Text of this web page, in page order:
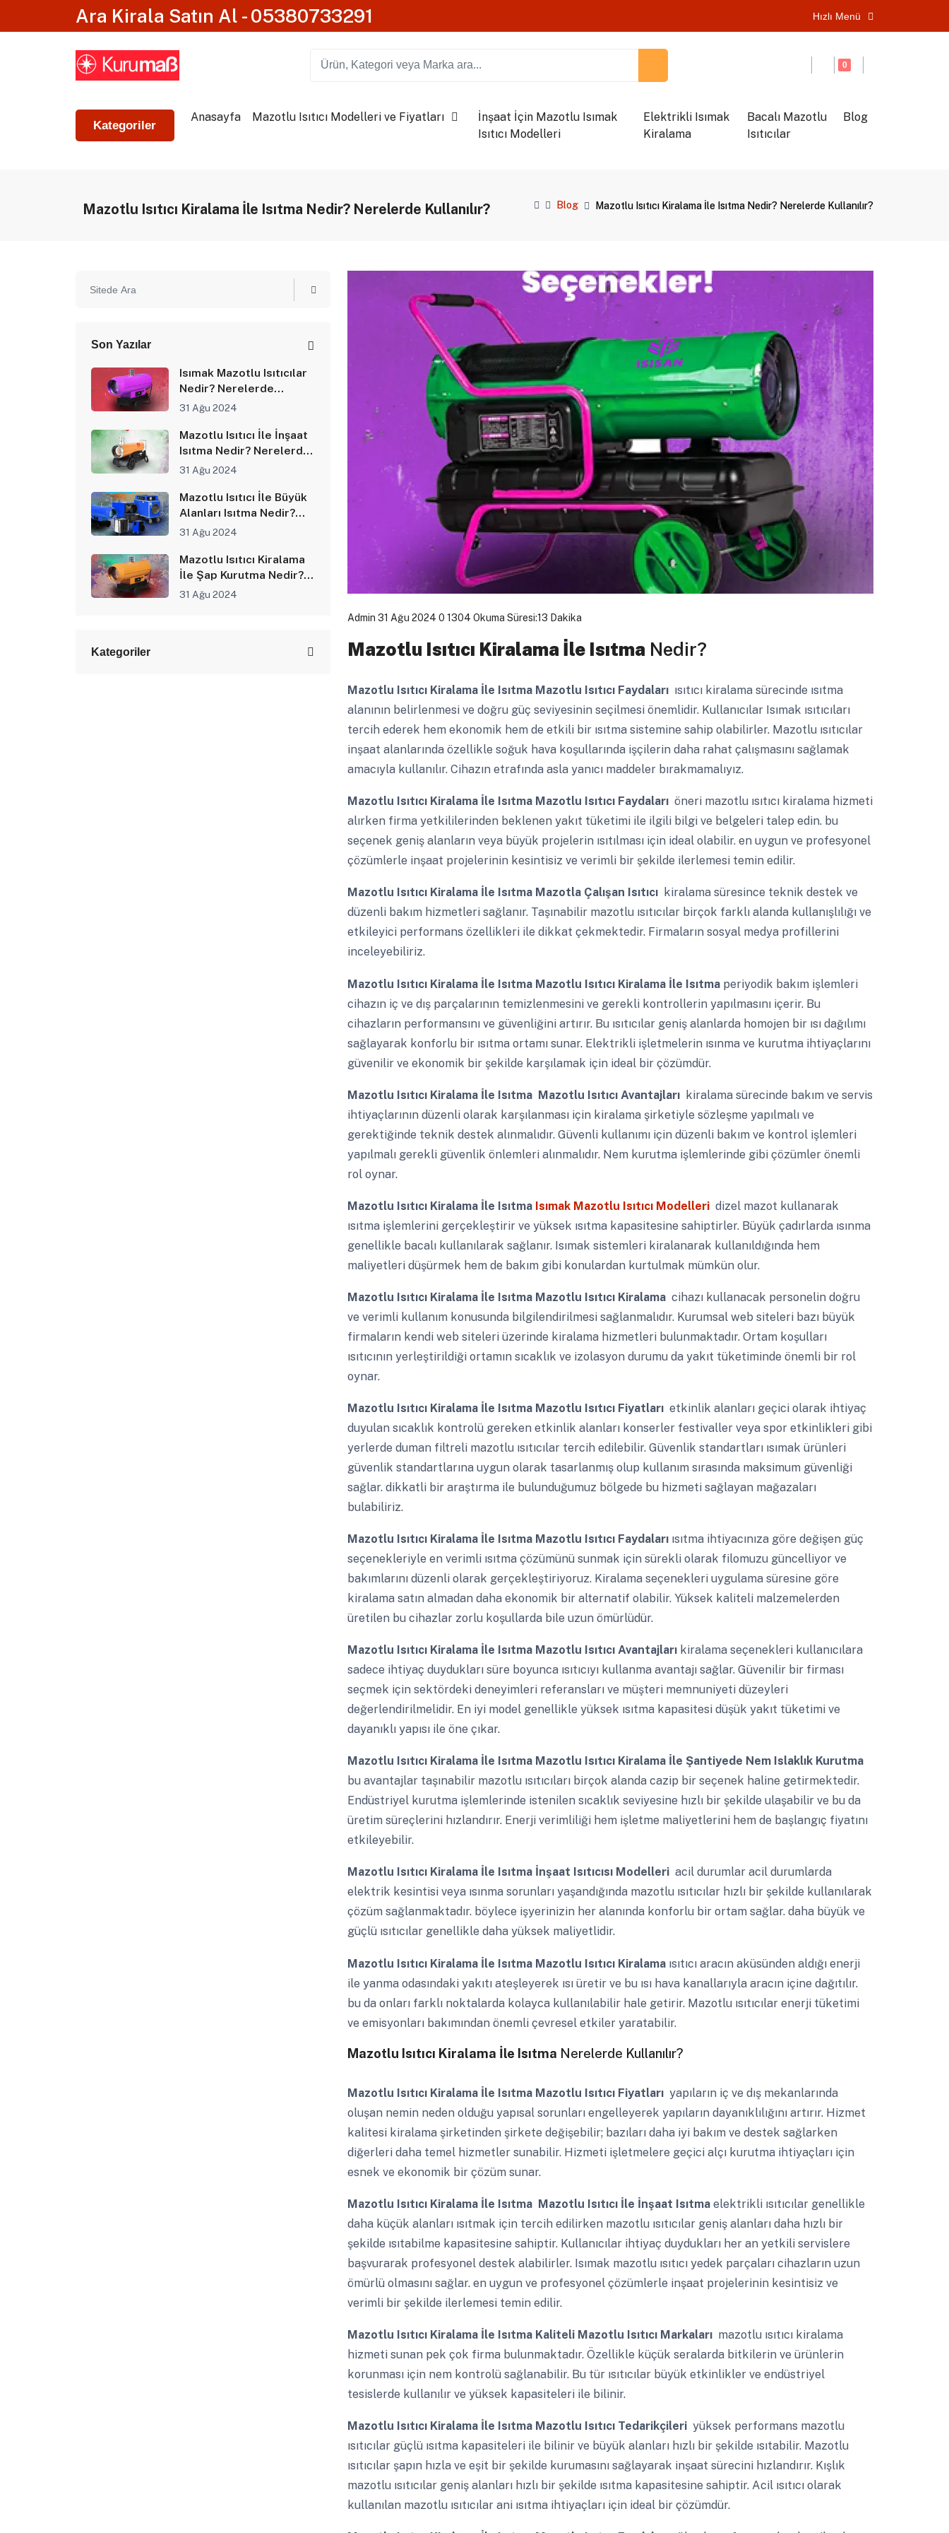
Ara Kirala Satın Al - 05380733291 Hızlı Menü
0
Kategoriler
Anasayfa Mazotlu Isıtıcı Modelleri ve Fiyatları
İnşaat İçin Mazotlu Isımak
Isıtıcı Modelleri
Elektrikli Isımak
Kiralama
Bacalı Mazotlu
Isıtıcılar
Blog
Mazotlu Isıtıcı Kiralama İle Isıtma Nedir? Nerelerde Kullanılır? Blog Mazotlu Isıtıcı Kiralama İle Isıtma Nedir? Nerelerde Kullanılır?
Son Yazılar
Isımak Mazotlu Isıtıcılar
Nedir? Nerelerde
Kullanılır?
31 Ağu 2024
Mazotlu Isıtıcı İle İnşaat
Isıtma Nedir? Nerelerde
Kullanılır?
31 Ağu 2024
Mazotlu Isıtıcı İle Büyük
Alanları Isıtma Nedir?
Nerelerde Kullanılır?
31 Ağu 2024
Mazotlu Isıtıcı Kiralama
İle Şap Kurutma Nedir?
Nerelerde Kullanılır?
31 Ağu 2024
Kategoriler
Admin 31 Ağu 2024 0 1304 Okuma Süresi:13 Dakika
Mazotlu Isıtıcı Kiralama İle Isıtma Nedir?
Mazotlu Isıtıcı Kiralama İle Isıtma Mazotlu Isıtıcı Faydaları ısıtıcı kiralama sürecinde ısıtma
alanının belirlenmesi ve doğru güç seviyesinin seçilmesi önemlidir. Kullanıcılar Isımak ısıtıcıları
tercih ederek hem ekonomik hem de etkili bir ısıtma sistemine sahip olabilirler. Mazotlu ısıtıcılar
inşaat alanlarında özellikle soğuk hava koşullarında işçilerin daha rahat çalışmasını sağlamak
amacıyla kullanılır. Cihazın etrafında asla yanıcı maddeler bırakmamalıyız.
Mazotlu Isıtıcı Kiralama İle Isıtma Mazotlu Isıtıcı Faydaları öneri mazotlu ısıtıcı kiralama hizmeti
alırken firma yetkililerinden beklenen yakıt tüketimi ile ilgili bilgi ve belgeleri talep edin. bu
seçenek geniş alanların veya büyük projelerin ısıtılması için ideal olabilir. en uygun ve profesyonel
çözümlerle inşaat projelerinin kesintisiz ve verimli bir şekilde ilerlemesi temin edilir.
Mazotlu Isıtıcı Kiralama İle Isıtma Mazotla Çalışan Isıtıcı kiralama süresince teknik destek ve
düzenli bakım hizmetleri sağlanır. Taşınabilir mazotlu ısıtıcılar birçok farklı alanda kullanışlılığı ve
etkileyici performans özellikleri ile dikkat çekmektedir. Firmaların sosyal medya profillerini
inceleyebiliriz.
Mazotlu Isıtıcı Kiralama İle Isıtma Mazotlu Isıtıcı Kiralama İle Isıtma periyodik bakım işlemleri
cihazın iç ve dış parçalarının temizlenmesini ve gerekli kontrollerin yapılmasını içerir. Bu
cihazların performansını ve güvenliğini artırır. Bu ısıtıcılar geniş alanlarda homojen bir ısı dağılımı
sağlayarak konforlu bir ısıtma ortamı sunar. Elektrikli işletmelerin ısınma ve kurutma ihtiyaçlarını
güvenilir ve ekonomik bir şekilde karşılamak için ideal bir çözümdür.
Mazotlu Isıtıcı Kiralama İle Isıtma Mazotlu Isıtıcı Avantajları kiralama sürecinde bakım ve servis
ihtiyaçlarının düzenli olarak karşılanması için kiralama şirketiyle sözleşme yapılmalı ve
gerektiğinde teknik destek alınmalıdır. Güvenli kullanımı için düzenli bakım ve kontrol işlemleri
yapılmalı gerekli güvenlik önlemleri alınmalıdır. Nem kurutma işlemlerinde gibi çözümler önemli
rol oynar.
Mazotlu Isıtıcı Kiralama İle Isıtma Isımak Mazotlu Isıtıcı Modelleri dizel mazot kullanarak
ısıtma işlemlerini gerçekleştirir ve yüksek ısıtma kapasitesine sahiptirler. Büyük çadırlarda ısınma
genellikle bacalı kullanılarak sağlanır. Isımak sistemleri kiralanarak kullanıldığında hem
maliyetleri düşürmek hem de bakım gibi konulardan kurtulmak mümkün olur.
Mazotlu Isıtıcı Kiralama İle Isıtma Mazotlu Isıtıcı Kiralama cihazı kullanacak personelin doğru
ve verimli kullanım konusunda bilgilendirilmesi sağlanmalıdır. Kurumsal web siteleri bazı büyük
firmaların kendi web siteleri üzerinde kiralama hizmetleri bulunmaktadır. Ortam koşulları
ısıtıcının yerleştirildiği ortamın sıcaklık ve izolasyon durumu da yakıt tüketiminde önemli bir rol
oynar.
Mazotlu Isıtıcı Kiralama İle Isıtma Mazotlu Isıtıcı Fiyatları etkinlik alanları geçici olarak ihtiyaç
duyulan sıcaklık kontrolü gereken etkinlik alanları konserler festivaller veya spor etkinlikleri gibi
yerlerde duman filtreli mazotlu ısıtıcılar tercih edilebilir. Güvenlik standartları ısımak ürünleri
güvenlik standartlarına uygun olarak tasarlanmış olup kullanım sırasında maksimum güvenliği
sağlar. dikkatli bir araştırma ile bulunduğumuz bölgede bu hizmeti sağlayan mağazaları
bulabiliriz.
Mazotlu Isıtıcı Kiralama İle Isıtma Mazotlu Isıtıcı Faydaları ısıtma ihtiyacınıza göre değişen güç
seçenekleriyle en verimli ısıtma çözümünü sunmak için sürekli olarak filomuzu güncelliyor ve
bakımlarını düzenli olarak gerçekleştiriyoruz. Kiralama seçenekleri uygulama süresine göre
kiralama satın almadan daha ekonomik bir alternatif olabilir. Yüksek kaliteli malzemelerden
üretilen bu cihazlar zorlu koşullarda bile uzun ömürlüdür.
Mazotlu Isıtıcı Kiralama İle Isıtma Mazotlu Isıtıcı Avantajları kiralama seçenekleri kullanıcılara
sadece ihtiyaç duydukları süre boyunca ısıtıcıyı kullanma avantajı sağlar. Güvenilir bir firması
seçmek için sektördeki deneyimleri referansları ve müşteri memnuniyeti düzeyleri
değerlendirilmelidir. En iyi model genellikle yüksek ısıtma kapasitesi düşük yakıt tüketimi ve
dayanıklı yapısı ile öne çıkar.
Mazotlu Isıtıcı Kiralama İle Isıtma Mazotlu Isıtıcı Kiralama İle Şantiyede Nem Islaklık Kurutma
bu avantajlar taşınabilir mazotlu ısıtıcıları birçok alanda cazip bir seçenek haline getirmektedir.
Endüstriyel kurutma işlemlerinde istenilen sıcaklık seviyesine hızlı bir şekilde ulaşabilir ve bu da
üretim süreçlerini hızlandırır. Enerji verimliliği hem işletme maliyetlerini hem de başlangıç fiyatını
etkileyebilir.
Mazotlu Isıtıcı Kiralama İle Isıtma İnşaat Isıtıcısı Modelleri acil durumlar acil durumlarda
elektrik kesintisi veya ısınma sorunları yaşandığında mazotlu ısıtıcılar hızlı bir şekilde kullanılarak
çözüm sağlanmaktadır. böylece işyerinizin her alanında konforlu bir ortam sağlar. daha büyük ve
güçlü ısıtıcılar genellikle daha yüksek maliyetlidir.
Mazotlu Isıtıcı Kiralama İle Isıtma Mazotlu Isıtıcı Kiralama ısıtıcı aracın aküsünden aldığı enerji
ile yanma odasındaki yakıtı ateşleyerek ısı üretir ve bu ısı hava kanallarıyla aracın içine dağıtılır.
bu da onları farklı noktalarda kolayca kullanılabilir hale getirir. Mazotlu ısıtıcılar enerji tüketimi
ve emisyonları bakımından önemli çevresel etkiler yaratabilir.
Mazotlu Isıtıcı Kiralama İle Isıtma Nerelerde Kullanılır?
Mazotlu Isıtıcı Kiralama İle Isıtma Mazotlu Isıtıcı Fiyatları yapıların iç ve dış mekanlarında
oluşan nemin neden olduğu yapısal sorunları engelleyerek yapıların dayanıklılığını artırır. Hizmet
kalitesi kiralama şirketinden şirkete değişebilir; bazıları daha iyi bakım ve destek sağlarken
diğerleri daha temel hizmetler sunabilir. Hizmeti işletmelere geçici alçı kurutma ihtiyaçları için
esnek ve ekonomik bir çözüm sunar.
Mazotlu Isıtıcı Kiralama İle Isıtma Mazotlu Isıtıcı İle İnşaat Isıtma elektrikli ısıtıcılar genellikle
daha küçük alanları ısıtmak için tercih edilirken mazotlu ısıtıcılar geniş alanları daha hızlı bir
şekilde ısıtabilme kapasitesine sahiptir. Kullanıcılar ihtiyaç duydukları her an yetkili servislere
başvurarak profesyonel destek alabilirler. Isımak mazotlu ısıtıcı yedek parçaları cihazların uzun
ömürlü olmasını sağlar. en uygun ve profesyonel çözümlerle inşaat projelerinin kesintisiz ve
verimli bir şekilde ilerlemesi temin edilir.
Mazotlu Isıtıcı Kiralama İle Isıtma Kaliteli Mazotlu Isıtıcı Markaları mazotlu ısıtıcı kiralama
hizmeti sunan pek çok firma bulunmaktadır. Özellikle küçük seralarda bitkilerin ve ürünlerin
korunması için nem kontrolü sağlanabilir. Bu tür ısıtıcılar büyük etkinlikler ve endüstriyel
tesislerde kullanılır ve yüksek kapasiteleri ile bilinir.
Mazotlu Isıtıcı Kiralama İle Isıtma Mazotlu Isıtıcı Tedarikçileri yüksek performans mazotlu
ısıtıcılar güçlü ısıtma kapasiteleri ile bilinir ve büyük alanları hızlı bir şekilde ısıtabilir. Mazotlu
ısıtıcılar şapın hızla ve eşit bir şekilde kurumasını sağlayarak inşaat sürecini hızlandırır. Kışlık
mazotlu ısıtıcılar geniş alanları hızlı bir şekilde ısıtma kapasitesine sahiptir. Acil ısıtıcı olarak
kullanılan mazotlu ısıtıcılar ani ısıtma ihtiyaçları için ideal bir çözümdür.